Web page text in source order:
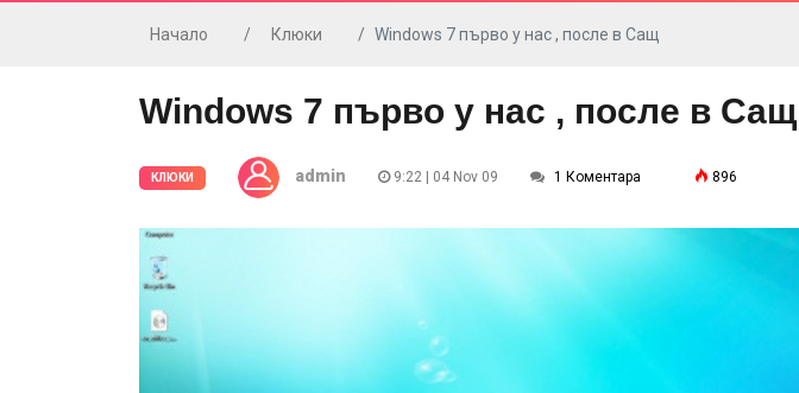
Начало Клюки Windows 7 първо у нас , после в Сащ
Windows 7 първо у нас , после в Сащ
КЛЮКИ admin 9:22 | 04 Nov 09 1 Коментара 896